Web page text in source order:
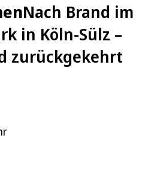
Nach Brand im
in Köln-Sülz –
zurückgekehrt